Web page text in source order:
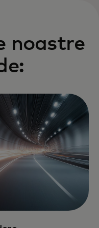
noastre